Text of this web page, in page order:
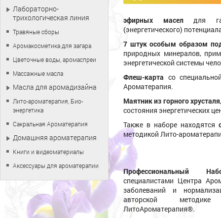
эфирных маселдля
(энергетического)
7 штук особым образом
природных минералов,
энергетической системы
Флеш-карта со
Ароматерапия.
Маятник из горного хрусталя
состояния энергетических
Также в наборе находятся
методикой Лито-
Профессиональный
специалистами Центра
заболеваний и
авторской методике
ЛитоАроматерапия®.
Лабораторно-
трихологическая линия
Травяные сборы
Аромакосметика для загара
Цветочные воды, аромаспреи
Массажные масла
Масла для аромадизайна
Лито-ароматерапия, Био-
энергетика
Сакральная Ароматерапия
Домашняя ароматерапия
Книги и видеоматериалы
Аксессуары для ароматерапии